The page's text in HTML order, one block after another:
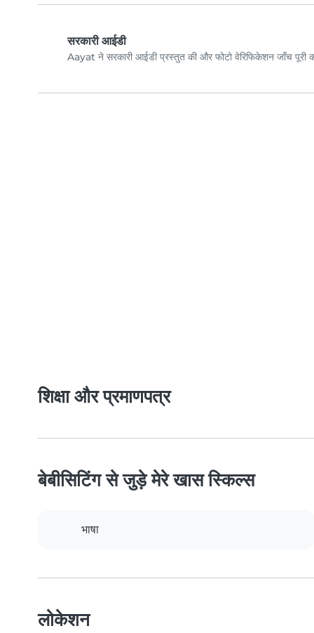
सरकारी आईडी
Aayat ने सरकारी आईडी प्रस्तुत की और फोटो वेरिफिकेशन जाँच पूरी
शिक्षा और प्रमाणपत्र
बेबीसिटिंग से जुड़े मेरे खास स्किल्स
भाषा
लोकेशन